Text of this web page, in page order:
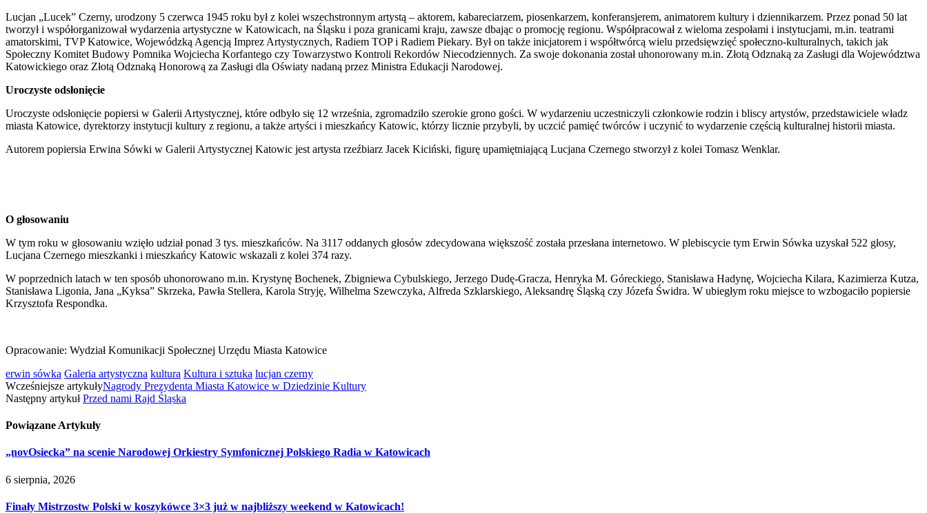
Lucjan „Lucek” Czerny, urodzony 5 czerwca 1945 roku był z kolei wszechstronnym artystą – aktorem, kabareciarzem, piosenkarzem, konferansjerem, animatorem kultury i dziennikarzem. Przez ponad 50 lat
tworzył i współorganizował wydarzenia artystyczne w Katowicach, na Śląsku i poza granicami kraju, zawsze dbając o promocję regionu. Współpracował z wieloma zespołami i instytucjami, m.in. teatrami
amatorskimi, TVP Katowice, Wojewódzką Agencją Imprez Artystycznych, Radiem TOP i Radiem Piekary. Był on także inicjatorem i współtwórcą wielu przedsięwzięć społeczno-kulturalnych, takich jak
Społeczny Komitet Budowy Pomnika Wojciecha Korfantego czy Towarzystwo Kontroli Rekordów Niecodziennych. Za swoje dokonania został uhonorowany m.in. Złotą Odznaką za Zasługi dla Województwa
Katowickiego oraz Złotą Odznaką Honorową za Zasługi dla Oświaty nadaną przez Ministra Edukacji Narodowej.
Uroczyste odsłonięcie
Uroczyste odsłonięcie popiersi w Galerii Artystycznej, które odbyło się 12 września, zgromadziło szerokie grono gości. W wydarzeniu uczestniczyli członkowie rodzin i bliscy artystów, przedstawiciele władz
miasta Katowice, dyrektorzy instytucji kultury z regionu, a także artyści i mieszkańcy Katowic, którzy licznie przybyli, by uczcić pamięć twórców i uczynić to wydarzenie częścią kulturalnej historii miasta.
Autorem popiersia Erwina Sówki w Galerii Artystycznej Katowic jest artysta rzeźbiarz Jacek Kiciński, figurę upamiętniającą Lucjana Czernego stworzył z kolei Tomasz Wenklar.
O głosowaniu
W tym roku w głosowaniu wzięło udział ponad 3 tys. mieszkańców. Na 3117 oddanych głosów zdecydowana większość została przesłana internetowo. W plebiscycie tym Erwin Sówka uzyskał 522 głosy,
Lucjana Czernego mieszkanki i mieszkańcy Katowic wskazali z kolei 374 razy.
W poprzednich latach w ten sposób uhonorowano m.in. Krystynę Bochenek, Zbigniewa Cybulskiego, Jerzego Dudę-Gracza, Henryka M. Góreckiego, Stanisława Hadynę, Wojciecha Kilara, Kazimierza Kutza,
Stanisława Ligonia, Jana „Kyksa” Skrzeka, Pawła Stellera, Karola Stryję, Wilhelma Szewczyka, Alfreda Szklarskiego, Aleksandrę Śląską czy Józefa Świdra. W ubiegłym roku miejsce to wzbogaciło popiersie
Krzysztofa Respondka.
Opracowanie: Wydział Komunikacji Społecznej Urzędu Miasta Katowice
erwin sówka Galeria artystyczna kultura Kultura i sztuka lucjan czerny
Wcześniejsze artykułyNagrody Prezydenta Miasta Katowice w Dziedzinie Kultury
Następny artykułPrzed nami Rajd Śląska
Powiązane Artykuły
„novOsiecka” na scenie Narodowej Orkiestry Symfonicznej Polskiego Radia w Katowicach
6 sierpnia, 2026
Finały Mistrzostw Polski w koszykówce 3×3 już w najbliższy weekend w Katowicach!